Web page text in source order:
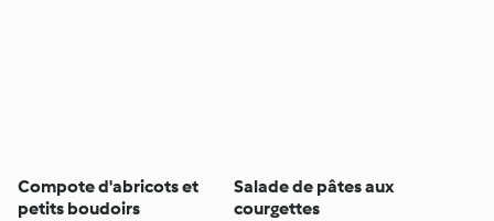
Compote d'abricots et
petits boudoirs
Salade de pâtes aux
courgettes